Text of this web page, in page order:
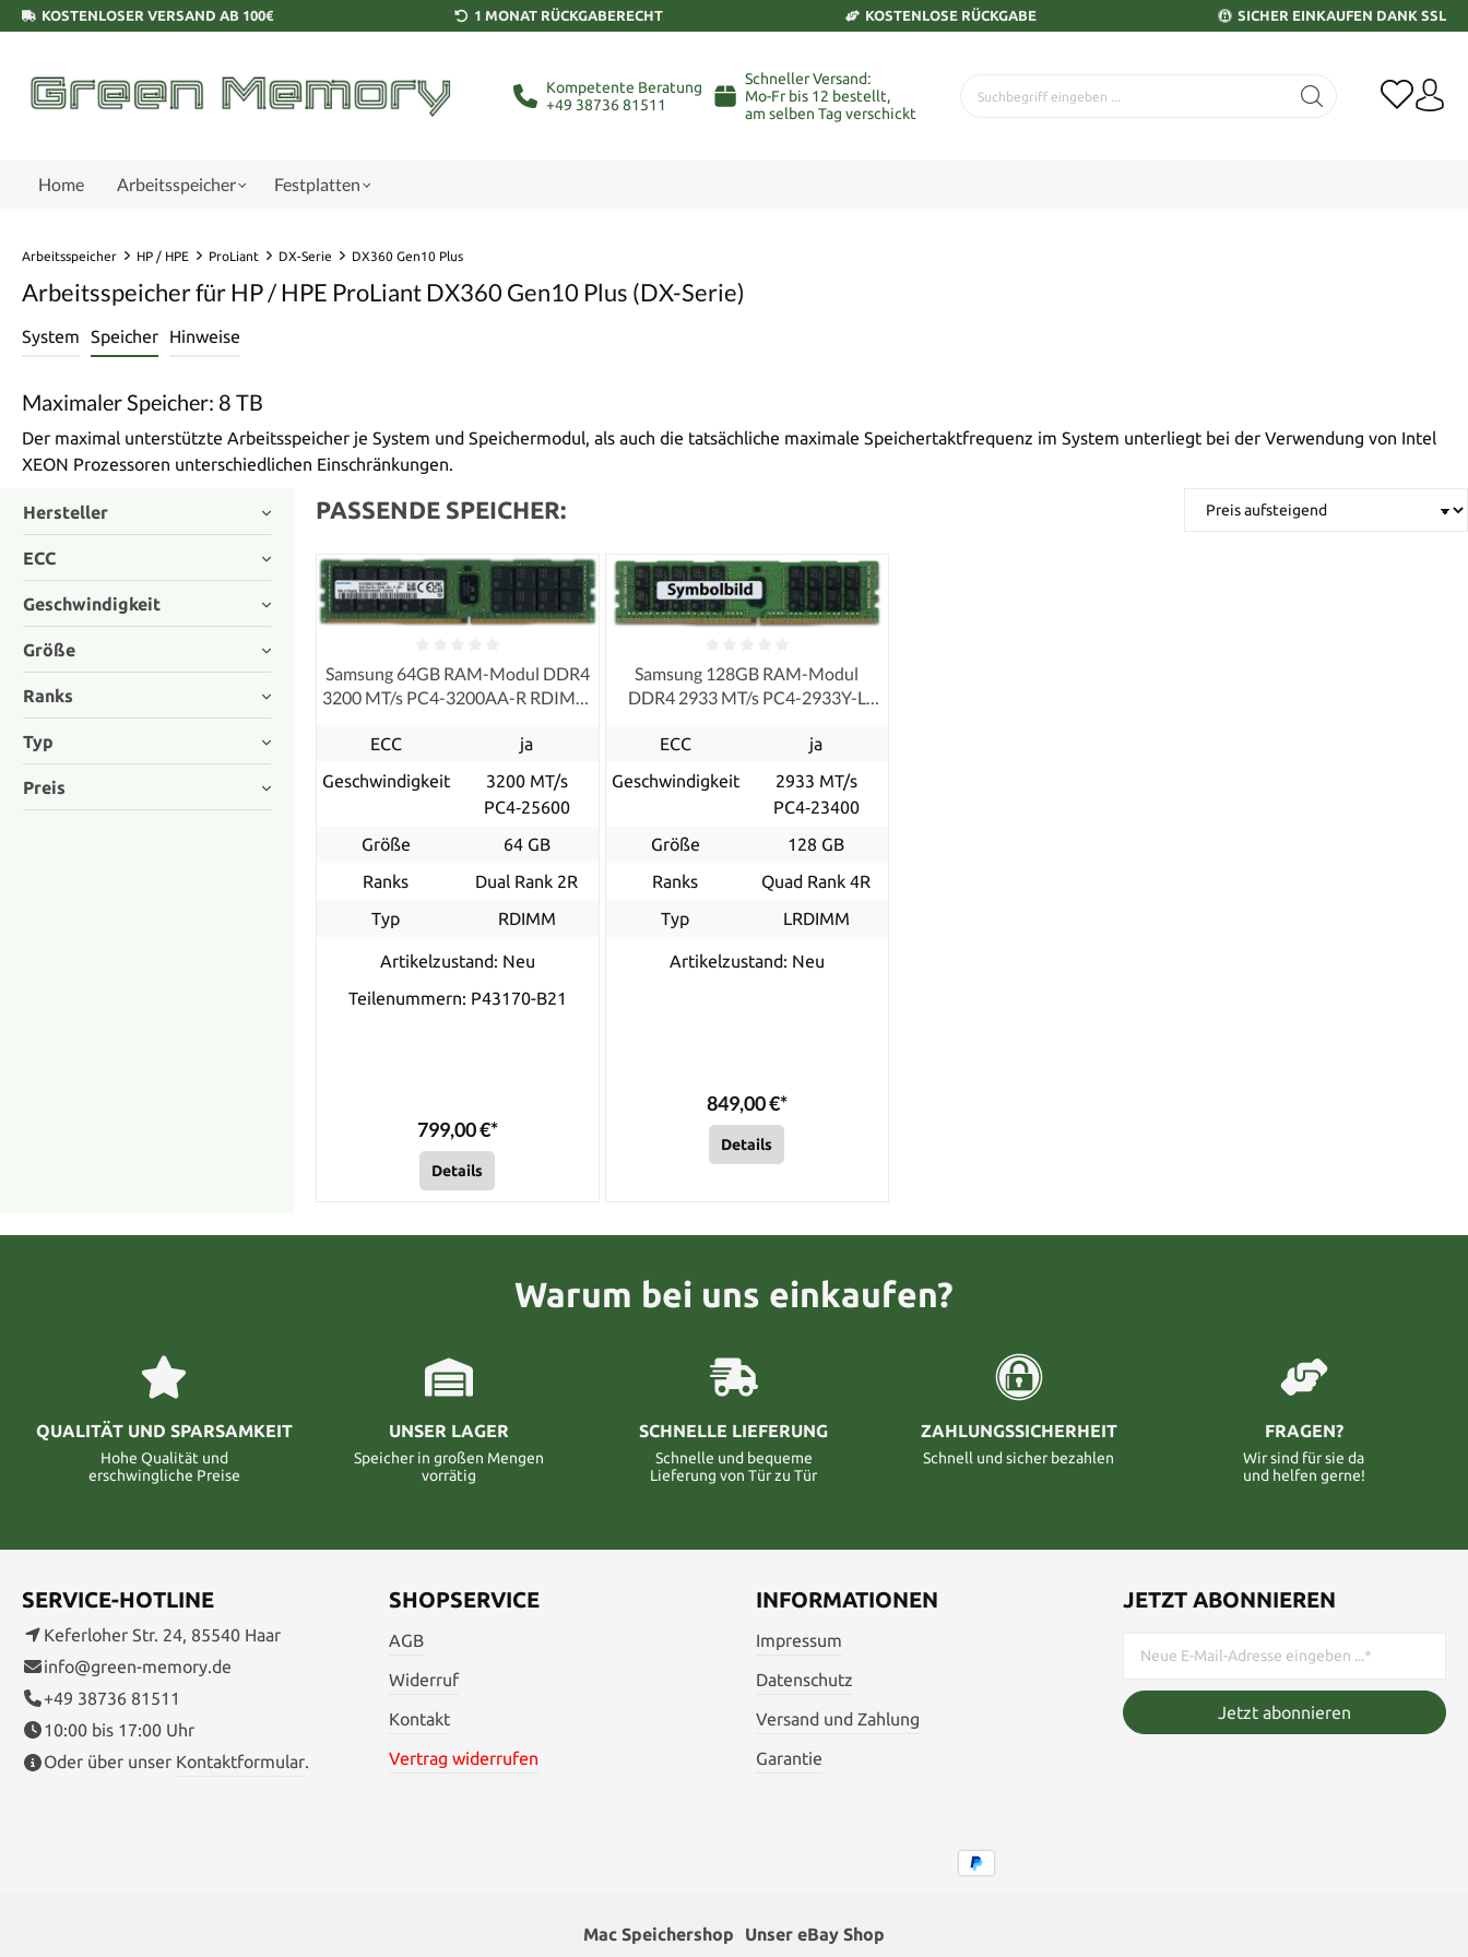
KOSTENLOSER VERSAND AB 100€ 1 MONAT RÜCKGABERECHT KOSTENLOSE RÜCKGABE SICHER EINKAUFEN DANK SSL
Kompetente Beratung
+49 38736 81511
Schneller Versand:
Mo-Fr bis 12 bestellt,
am selben Tag verschickt
Home Arbeitsspeicher Festplatten
Arbeitsspeicher HP / HPE ProLiant DX-Serie DX360 Gen10 Plus
Arbeitsspeicher für HP / HPE ProLiant DX360 Gen10 Plus (DX-Serie)
System Speicher Hinweise
Maximaler Speicher: 8 TB
Der maximal unterstützte Arbeitsspeicher je System und Speichermodul, als auch die tatsächliche maximale Speichertaktfrequenz im System unterliegt bei der Verwendung von Intel
XEON Prozessoren unterschiedlichen Einschränkungen.
Hersteller
ECC
Geschwindigkeit
Größe
Ranks
Typ
Preis
PASSENDE SPEICHER:
Samsung 64GB RAM-Modul DDR4
3200 MT/s PC4-3200AA-R RDIMM
ECC
ja
Geschwindigkeit
3200 MT/s
PC4‑25600
Größe
64 GB
Ranks
Dual Rank 2R
Typ
RDIMM
Artikelzustand: Neu
Teilenummern: P43170-B21
799,00 €*
Details
Samsung 128GB RAM-Modul
DDR4 2933 MT/s PC4-2933Y-L
ECC
ja
Geschwindigkeit
2933 MT/s
PC4‑23400
Größe
128 GB
Ranks
Quad Rank 4R
Typ
LRDIMM
Artikelzustand: Neu
849,00 €*
Details
Warum bei uns einkaufen?
QUALITÄT UND SPARSAMKEIT
Hohe Qualität und
erschwingliche Preise
UNSER LAGER
Speicher in großen Mengen
vorrätig
SCHNELLE LIEFERUNG
Schnelle und bequeme
Lieferung von Tür zu Tür
ZAHLUNGSSICHERHEIT
Schnell und sicher bezahlen
FRAGEN?
Wir sind für sie da
und helfen gerne!
SERVICE-HOTLINE
Keferloher Str. 24, 85540 Haar
info@green-memory.de
+49 38736 81511
10:00 bis 17:00 Uhr
Oder über unser Kontaktformular.
SHOPSERVICE
AGB
Widerruf
Kontakt
Vertrag widerrufen
INFORMATIONEN
Impressum
Datenschutz
Versand und Zahlung
Garantie
JETZT ABONNIEREN
Jetzt abonnieren
Mac Speichershop Unser eBay Shop